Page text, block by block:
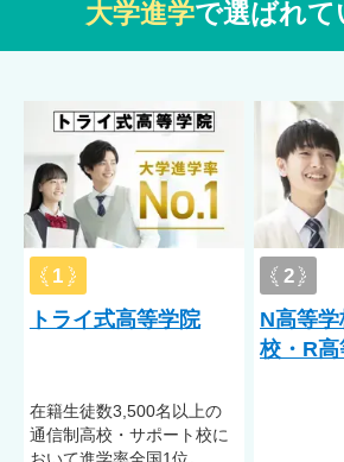
大学進学で選ばれて
1
トライ式高等学院
在籍⽣徒数3,500名以上の
通信制⾼校・サポート校に
おいて進学率全国1位。
2
N高等
校・R